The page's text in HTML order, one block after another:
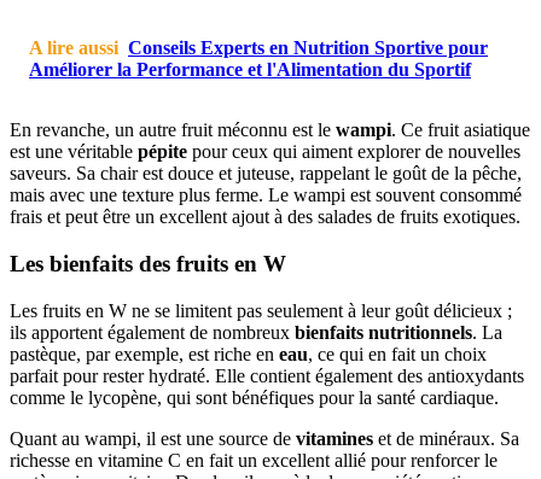
A lire aussi Conseils Experts en Nutrition Sportive pour
Améliorer la Performance et l'Alimentation du Sportif
En revanche, un autre fruit méconnu est le wampi. Ce fruit asiatique
est une véritable pépite pour ceux qui aiment explorer de nouvelles
saveurs. Sa chair est douce et juteuse, rappelant le goût de la pêche,
mais avec une texture plus ferme. Le wampi est souvent consommé
frais et peut être un excellent ajout à des salades de fruits exotiques.
Les bienfaits des fruits en W
Les fruits en W ne se limitent pas seulement à leur goût délicieux ;
ils apportent également de nombreux bienfaits nutritionnels. La
pastèque, par exemple, est riche en eau, ce qui en fait un choix
parfait pour rester hydraté. Elle contient également des antioxydants
comme le lycopène, qui sont bénéfiques pour la santé cardiaque.
Quant au wampi, il est une source de vitamines et de minéraux. Sa
richesse en vitamine C en fait un excellent allié pour renforcer le